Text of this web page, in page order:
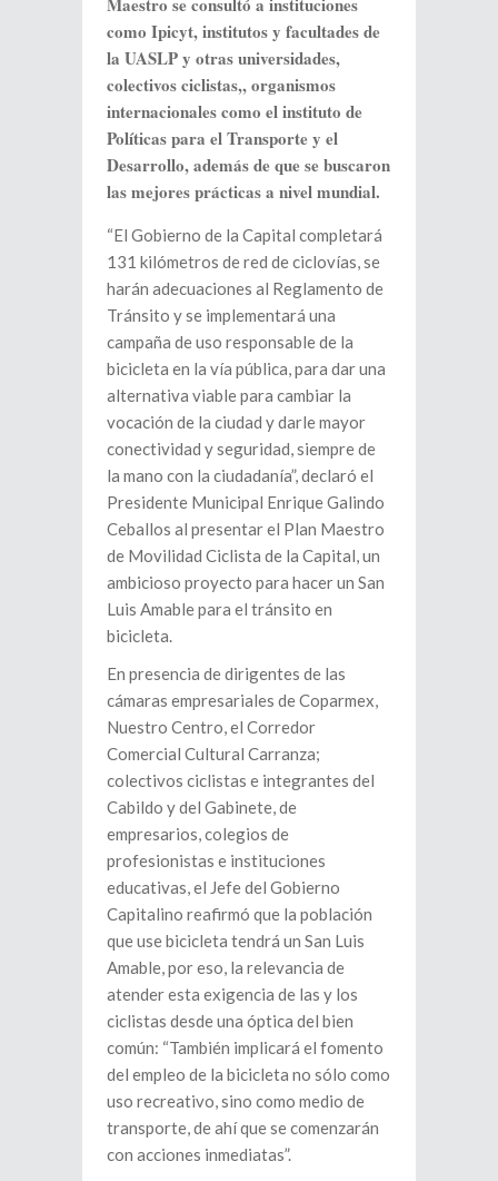
Maestro se consultó a instituciones
como Ipicyt, institutos y facultades de
la UASLP y otras universidades,
colectivos ciclistas,, organismos
internacionales como el instituto de
Políticas para el Transporte y el
Desarrollo, además de que se buscaron
las mejores prácticas a nivel mundial.
“El Gobierno de la Capital completará
131 kilómetros de red de ciclovías, se
harán adecuaciones al Reglamento de
Tránsito y se implementará una
campaña de uso responsable de la
bicicleta en la vía pública, para dar una
alternativa viable para cambiar la
vocación de la ciudad y darle mayor
conectividad y seguridad, siempre de
la mano con la ciudadanía”, declaró el
Presidente Municipal Enrique Galindo
Ceballos al presentar el Plan Maestro
de Movilidad Ciclista de la Capital, un
ambicioso proyecto para hacer un San
Luis Amable para el tránsito en
bicicleta.
En presencia de dirigentes de las
cámaras empresariales de Coparmex,
Nuestro Centro, el Corredor
Comercial Cultural Carranza;
colectivos ciclistas e integrantes del
Cabildo y del Gabinete, de
empresarios, colegios de
profesionistas e instituciones
educativas, el Jefe del Gobierno
Capitalino reafirmó que la población
que use bicicleta tendrá un San Luis
Amable, por eso, la relevancia de
atender esta exigencia de las y los
ciclistas desde una óptica del bien
común: “También implicará el fomento
del empleo de la bicicleta no sólo como
uso recreativo, sino como medio de
transporte, de ahí que se comenzarán
con acciones inmediatas”.